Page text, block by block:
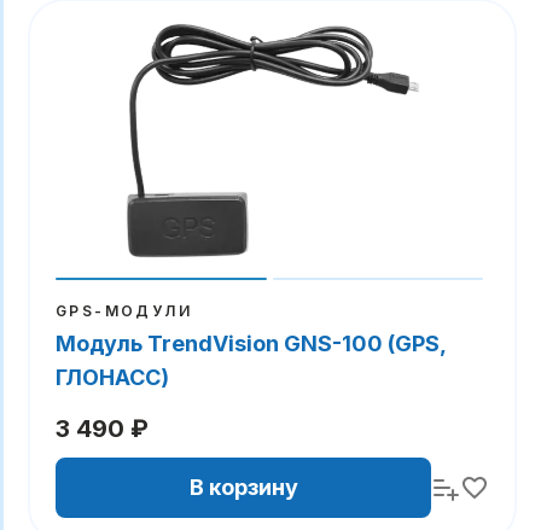
GPS-МОДУЛИ
Модуль TrendVision GNS-100 (GPS,
ГЛОНАСС)
3 490 ₽
В корзину